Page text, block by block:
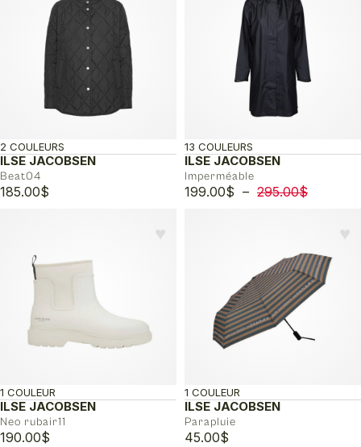
ILSE JACOBSEN
Beat04
2 COULEURS
185.00$
ILSE JACOBSEN
Imperméable
13 COULEURS
199.00$ – 295.00$Plage
à
295.00$
♥︎
ILSE JACOBSEN
Neo rubair11
1 COULEUR
190.00$
♥︎
ILSE JACOBSEN
Parapluie
1 COULEUR
45.00$